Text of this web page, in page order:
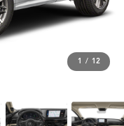
1 / 12